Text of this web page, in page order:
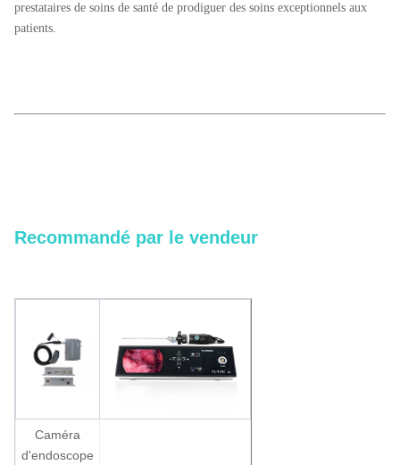
prestataires de soins de santé de prodiguer des soins exceptionnels aux
patients.
Recommandé par le vendeur
Caméra
d'endoscope